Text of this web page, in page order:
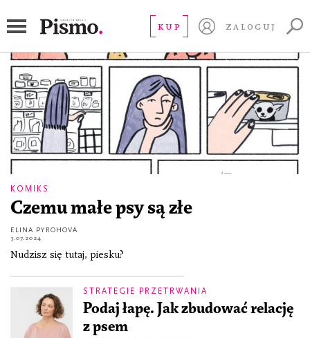
KUP ZALOGUJ
zwierzęta domowe
KOMIKS
Czemu małe psy są złe
ELINA PYROHOVA
3.07.2024
Nudzisz się tutaj, piesku?
STRATEGIE PRZETRWANIA
Podaj łapę. Jak zbudować relację
z psem